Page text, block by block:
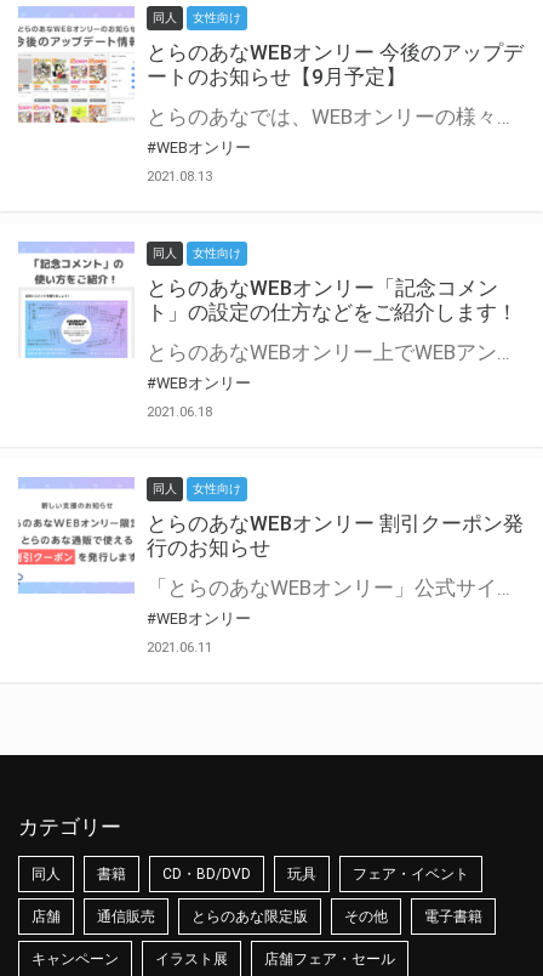
同人 女性向け
とらのあなWEBオンリー 今後のアップデ
ートのお知らせ【9月予定】
とらのあなでは、WEBオンリーの様々な支援を実施しています。 今回は2021年9月に実装を予定しているアップデート情報についてご紹介いたします。 とらのあなWEBオンリーサイトはこちら
#WEBオンリー
2021.08.13
同人 女性向け
とらのあなWEBオンリー「記念コメン
ト」の設定の仕方などをご紹介します！
とらのあなWEBオンリー上でWEBアンソロジーが作成できる「記念コメント」について、その使い方や作成手順を解説します！ 支援タイプを「サークル参加型」「サークル参加型・マルシェ(イベント会場)機能付き」でお申し込みいただいている主催者様はぜひご活用ください♪ とらのあなWEBオンリーサイトはこちら
#WEBオンリー
2021.06.18
同人 女性向け
とらのあなWEBオンリー 割引クーポン発
行のお知らせ
「とらのあなWEBオンリー」公式サイトでとらのあな通販の「割引クーポン」を配布中！ イベントごとに開催当日限定で使える割引クーポンのシリアルコードを発行します。 とらのあなWEBオンリーのページをチェックして、イベント当日にお得にお買い物を楽しみましょう♪ ※本キャンペーンは予告なく終了する場合がございます。 とらのあなWEBオンリーサイトはこちら
#WEBオンリー
2021.06.11
カテゴリー
同人 書籍 CD・BD/DVD 玩具 フェア・イベント
店舗 通信販売 とらのあな限定版 その他 電子書籍
キャンペーン イラスト展 店舗フェア・セール